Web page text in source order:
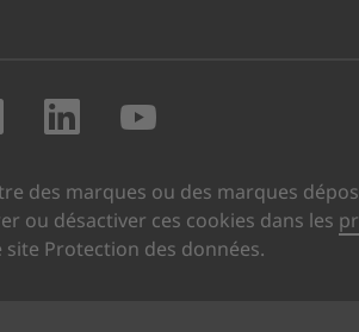
Rendez-nous visite
Rendez-nous
des marques ou des marques
ou désactiver ces cookies dans les
Protection des données.